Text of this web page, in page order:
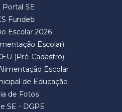
Portal SE
Fundeb
Escolar 2026
Escolar)
(Pré-Cadastro)
Escolar
de Educação
de Fotos
SE - DGPE